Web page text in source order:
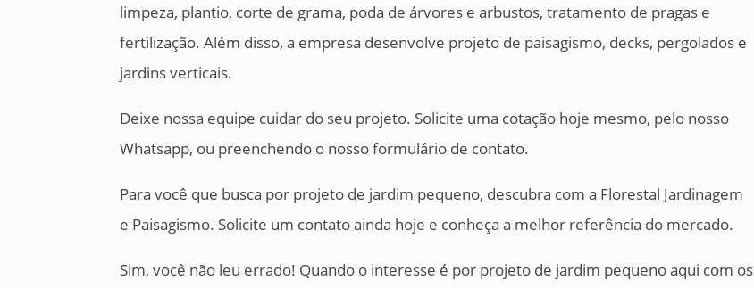
limpeza, plantio, corte de grama, poda de árvores e arbustos, tratamento de pragas e
fertilização. Além disso, a empresa desenvolve projeto de paisagismo, decks, pergolados e
jardins verticais.
Deixe nossa equipe cuidar do seu projeto. Solicite uma cotação hoje mesmo, pelo nosso
Whatsapp, ou preenchendo o nosso formulário de contato.
Para você que busca por projeto de jardim pequeno, descubra com a Florestal Jardinagem
e Paisagismo. Solicite um contato ainda hoje e conheça a melhor referência do mercado.
Sim, você não leu errado! Quando o interesse é por projeto de jardim pequeno aqui com os